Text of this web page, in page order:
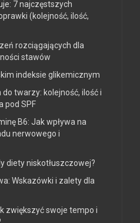
7 najczęstszych
(kolejność, ilość,
rozciągających dla
stawów
indeksie glikemicznym
twarzy: kolejność, ilość i
pod SPF
B6: Jak wpływa na
nerwowego i
diety niskotłuszczowej?
Wskazówki i zalety dla
zwiększyć swoje tempo i